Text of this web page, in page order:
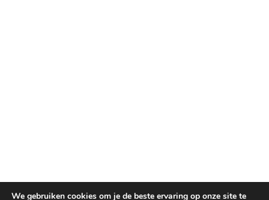
We gebruiken cookies om je de beste ervaring op onze site te